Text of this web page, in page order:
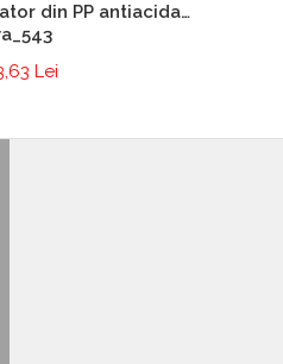
din PP antiacida
Lei